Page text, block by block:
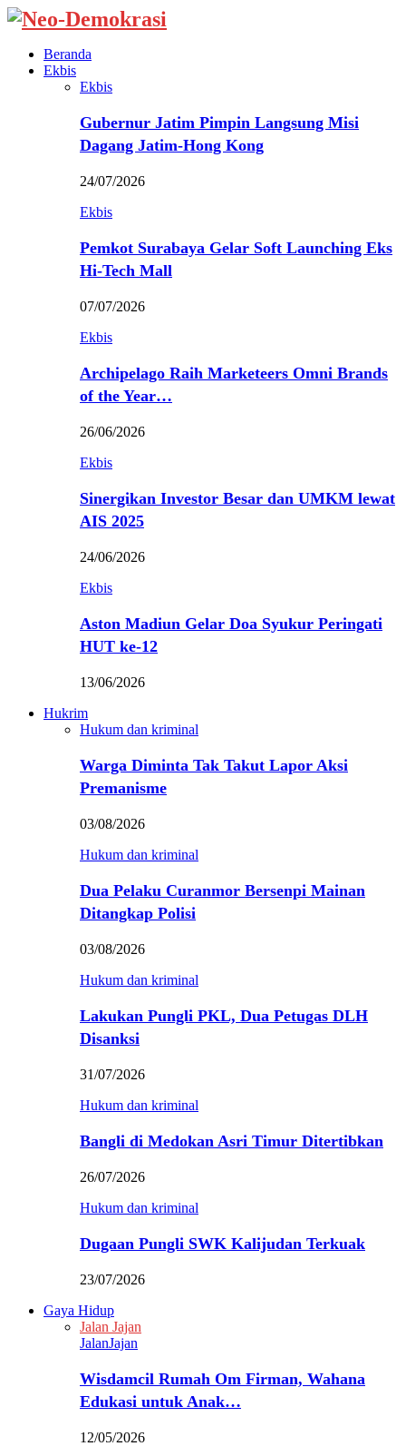
Beranda
Ekbis
Ekbis
Gubernur Jatim Pimpin Langsung Misi
Dagang Jatim-Hong Kong
24/07/2026
Ekbis
Pemkot Surabaya Gelar Soft Launching Eks
Hi-Tech Mall
07/07/2026
Ekbis
Archipelago Raih Marketeers Omni Brands
of the Year…
26/06/2026
Ekbis
Sinergikan Investor Besar dan UMKM lewat
AIS 2025
24/06/2026
Ekbis
Aston Madiun Gelar Doa Syukur Peringati
HUT ke-12
13/06/2026
Hukrim
Hukum dan kriminal
Warga Diminta Tak Takut Lapor Aksi
Premanisme
03/08/2026
Hukum dan kriminal
Dua Pelaku Curanmor Bersenpi Mainan
Ditangkap Polisi
03/08/2026
Hukum dan kriminal
Lakukan Pungli PKL, Dua Petugas DLH
Disanksi
31/07/2026
Hukum dan kriminal
Bangli di Medokan Asri Timur Ditertibkan
26/07/2026
Hukum dan kriminal
Dugaan Pungli SWK Kalijudan Terkuak
23/07/2026
Gaya Hidup
Jalan Jajan
JalanJajan
Wisdamcil Rumah Om Firman, Wahana
Edukasi untuk Anak…
12/05/2026